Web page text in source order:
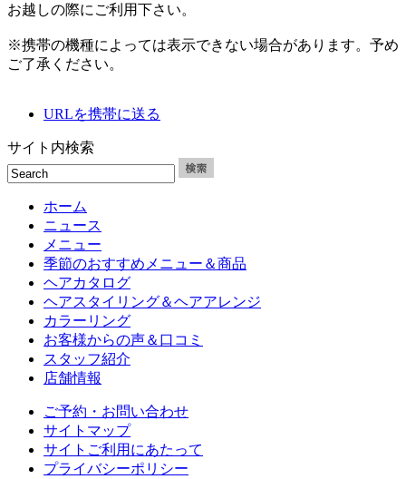
お越しの際にご利用下さい。
※携帯の機種によっては表示できない場合があります。予め
ご了承ください。
URLを携帯に送る
サイト内検索
ホーム
ニュース
メニュー
季節のおすすめメニュー＆商品
ヘアカタログ
ヘアスタイリング＆ヘアアレンジ
カラーリング
お客様からの声＆口コミ
スタッフ紹介
店舗情報
ご予約・お問い合わせ
サイトマップ
サイトご利用にあたって
プライバシーポリシー